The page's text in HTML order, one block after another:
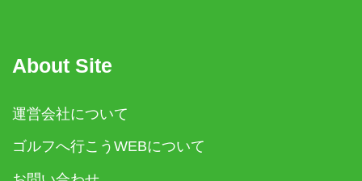
About Site
運営会社について
ゴルフへ行こうWEBについて